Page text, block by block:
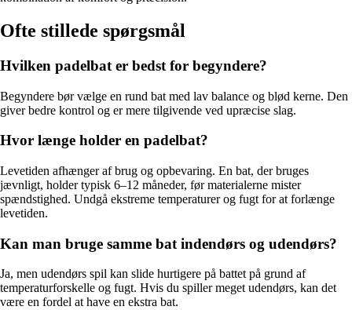
Ofte stillede spørgsmål
Hvilken padelbat er bedst for begyndere?
Begyndere bør vælge en rund bat med lav balance og blød kerne. Den
giver bedre kontrol og er mere tilgivende ved upræcise slag.
Hvor længe holder en padelbat?
Levetiden afhænger af brug og opbevaring. En bat, der bruges
jævnligt, holder typisk 6–12 måneder, før materialerne mister
spændstighed. Undgå ekstreme temperaturer og fugt for at forlænge
levetiden.
Kan man bruge samme bat indendørs og udendørs?
Ja, men udendørs spil kan slide hurtigere på battet på grund af
temperaturforskelle og fugt. Hvis du spiller meget udendørs, kan det
være en fordel at have en ekstra bat.